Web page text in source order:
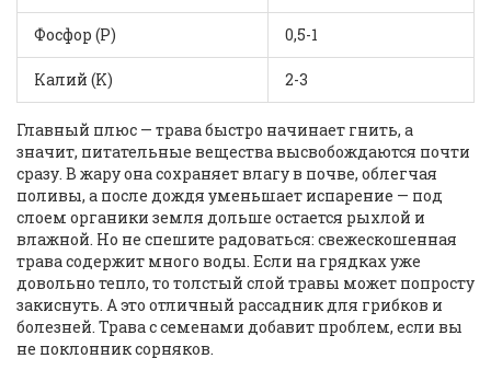
Фосфор (P) 0,5-1
Калий (K) 2-3
Главный плюс — трава быстро начинает гнить, а
значит, питательные вещества высвобождаются почти
сразу. В жару она сохраняет влагу в почве, облегчая
поливы, а после дождя уменьшает испарение — под
слоем органики земля дольше остается рыхлой и
влажной. Но не спешите радоваться: свежескошенная
трава содержит много воды. Если на грядках уже
довольно тепло, то толстый слой травы может попросту
закиснуть. А это отличный рассадник для грибков и
болезней. Трава с семенами добавит проблем, если вы
не поклонник сорняков.